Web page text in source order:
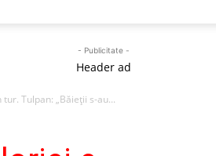
- Publicitate -
Header ad
Tulpan: „Băieţii s-au...